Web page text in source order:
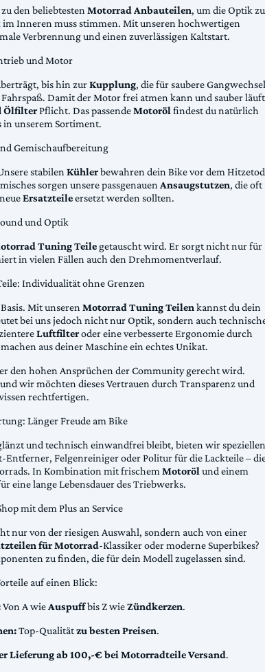
den beliebtestenMotorrad Anbauteilen, um die Optik zu
Inneren muss stimmen. Mit unseren hochwertigen
Verbrennung und einen zuverlässigen Kaltstart.
und Motor
bis hin zurKupplung, die für saubere Gangwechsel
Damit der Motor frei atmen kann und sauber
ÖlfilterPflicht. Das passendeMotorölfindest du natürlich
in unserem Sortiment.
Gemischaufbereitung
stabilenKühlerbewahren dein Bike vor dem
sorgen unsere passgenauenAnsaugstutzen, die oft
Ersatzteileersetzt werden sollten.
und Optik
Tuning Teile getauscht wird. Er sorgt nicht nur für
in vielen Fällen auch den Drehmomentverlauf.
Individualität ohne Grenzen
Mit unserenMotorrad Tuning Teilenkannst du dein
bei uns jedoch nicht nur Optik, sondern auch
Luftfilteroder eine verbesserte Ergonomie durch
aus deiner Maschine ein echtes Unikat.
den hohen Ansprüchen der Community gerecht wird.
wir möchten dieses Vertrauen durch Transparenz und
rechtfertigen.
Länger Freude am Bike
und technisch einwandfrei bleibt, bieten wir speziellen
Entferner, Felgenreiniger oder Politur für die Lackteile –
In Kombination mit frischemMotorölund einem
eine lange Lebensdauer des Triebwerks.
mit dem Plus an Service
nur von der riesigen Auswahl, sondern auch von einer
für Motorrad-Klassiker oder moderne Superbikes?
zu finden, die für dein Modell zugelassen sind.
auf einen Blick:
Von A wieAuspuffbis Z wieZündkerzen.
Top-Qualitätzu besten Preisen.
Lieferung ab 100,-€ bei Motorradteile Versand.